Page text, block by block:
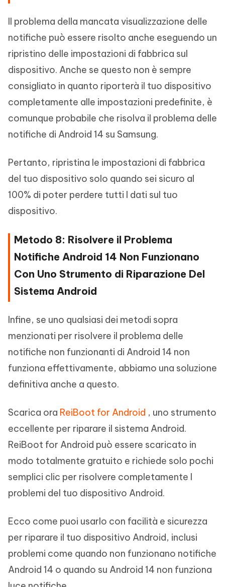
Il problema della mancata visualizzazione delle
notifiche può essere risolto anche eseguendo un
ripristino delle impostazioni di fabbrica sul
dispositivo. Anche se questo non è sempre
consigliato in quanto riporterà il tuo dispositivo
completamente alle impostazioni predefinite, è
comunque probabile che risolva il problema delle
notifiche di Android 14 su Samsung.
Pertanto, ripristina le impostazioni di fabbrica
del tuo dispositivo solo quando sei sicuro al
100% di poter perdere tutti I dati sul tuo
dispositivo.
Metodo 8: Risolvere il Problema
Notifiche Android 14 Non Funzionano
Con Uno Strumento di Riparazione Del
Sistema Android
Infine, se uno qualsiasi dei metodi sopra
menzionati per risolvere il problema delle
notifiche non funzionanti di Android 14 non
funziona effettivamente, abbiamo una soluzione
definitiva anche a questo.
Scarica ora ReiBoot for Android , uno strumento
eccellente per riparare il sistema Android.
ReiBoot for Android può essere scaricato in
modo totalmente gratuito e richiede solo pochi
semplici clic per risolvere completamente I
problemi del tuo dispositivo Android.
Ecco come puoi usarlo con facilità e sicurezza
per riparare il tuo dispositivo Android, inclusi
problemi come quando non funzionano notifiche
Android 14 o quando su Android 14 non funziona